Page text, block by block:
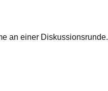
an einer Diskussionsrunde.